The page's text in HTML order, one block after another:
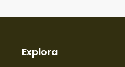
Explora